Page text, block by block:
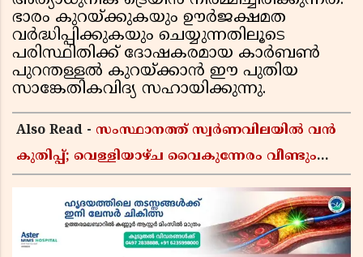
ഭാരം കുറയ്ക്കുകയും ഊർജക്ഷമത
വർദ്ധിപ്പിക്കുകയും ചെയ്യുന്നതിലൂടെ
പരിസ്ഥിതിക്ക് ദോഷകരമായ കാർബൺ
പുറന്തള്ളൽ കുറയ്ക്കാൻ ഈ പുതിയ
സാങ്കേതികവിദ്യ സഹായിക്കുന്നു.
Also Read - സംസ്ഥാനത്ത് സ്വർണവിലയിൽ വൻ
കുതിപ്പ്; വെള്ളിയാഴ്ച വൈകുന്നേരം വീണ്ടും